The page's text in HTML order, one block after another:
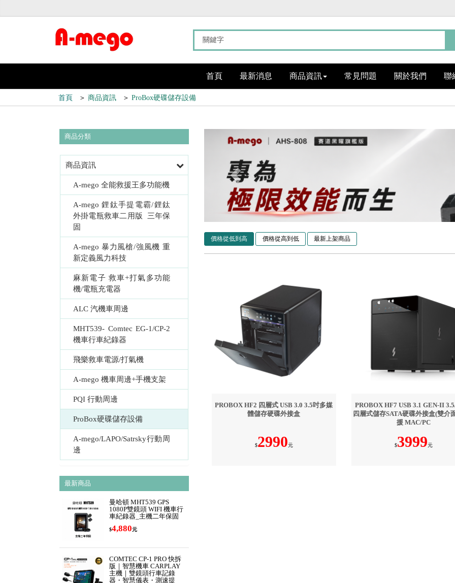
首頁 最新消息 商品資訊 常見問題 關於我們 聯
首頁 ＞ 商品資訊 ＞ ProBox硬碟儲存設備
Previous
價格從低到高 價格從高到低 最新上架商品
PROBOX HF2 四層式 USB 3.0 3.5吋多媒
體儲存硬碟外接盒
$2990元
PROBOX HF7 USB 3.1 GEN-II
四層式儲存SATA硬碟外接盒(雙介
援 MAC/PC
$3999元
商品分類
商品資訊
A-mego 全能救援王多功能機
A-mego 鋰鈦手提電霸/鋰鈦
外掛電瓶救車二用版  三年保
固
A-mego 暴力風槍/強風機 重
新定義風力科技
麻新電子 救車+打氣多功能
機/電瓶充電器
ALC 汽機車周邊
MHT539- Comtec EG-1/CP-2
機車行車紀錄器
飛樂救車電源/打氣機
A-mego 機車周邊+手機支架
PQI 行動周邊
ProBox硬碟儲存設備
A-mego/LAPO/Satrsky行動周
邊
最新商品
曼哈頓 MHT539 GPS
1080P雙鏡頭 WIFI 機車行
車紀錄器_主機二年保固
$4,880元
COMTEC CP-1 PRO 快拆
版｜智慧機車 CARPLAY
主機｜雙鏡頭行車記錄
器・智慧儀表・測速提